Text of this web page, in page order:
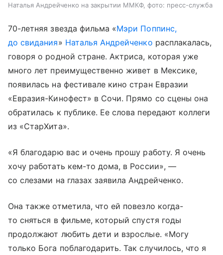
Наталья Андрейченко на закрытии ММКФ, фото: пресс-служба
70-летняя звезда фильма «Мэри Поппинс,
до свидания» Наталья Андрейченко расплакалась,
говоря о родной стране. Актриса, которая уже
много лет преимущественно живет в Мексике,
появилась на фестивале кино стран Евразии
«Евразия-Кинофест» в Сочи. Прямо со сцены она
обратилась к публике. Ее слова передают коллеги
из «СтарХита».
«Я благодарю вас и очень прошу работу. Я очень
хочу работать кем-то дома, в России», —
со слезами на глазах заявила Андрейченко.
Она также отметила, что ей повезло когда-
то сняться в фильме, который спустя годы
продолжают любить дети и взрослые. «Могу
только Бога поблагодарить. Так случилось, что я